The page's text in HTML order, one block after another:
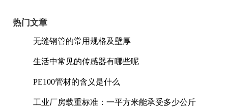
热门文章
无缝钢管的常用规格及壁厚
生活中常见的传感器有哪些呢
PE100管材的含义是什么
工业厂房载重标准：一平方米能承受多少公斤